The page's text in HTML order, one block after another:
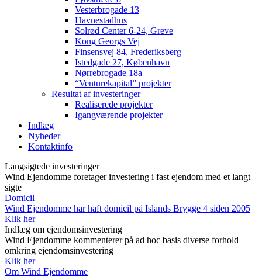
Vesterbrogade 13
Havnestadhus
Solrød Center 6-24, Greve
Kong Georgs Vej
Finsensvej 84, Frederiksberg
Istedgade 27, København
Nørrebrogade 18a
“Venturekapital” projekter
Resultat af investeringer
Realiserede projekter
Igangværende projekter
Indlæg
Nyheder
Kontaktinfo
Langsigtede investeringer
Wind Ejendomme foretager investering i fast ejendom med et langt
sigte
Domicil
Wind Ejendomme har haft domicil på Islands Brygge 4 siden 2005
Klik her
Indlæg om ejendomsinvestering
Wind Ejendomme kommenterer på ad hoc basis diverse forhold
omkring ejendomsinvestering
Klik her
Om Wind Ejendomme